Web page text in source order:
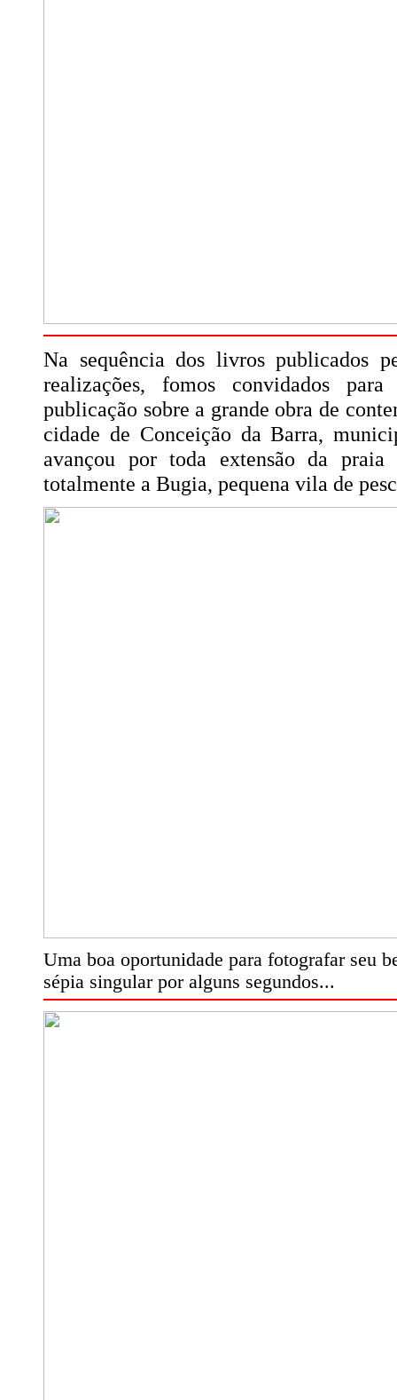
Na sequência dos livros publicados
realizações, fomos convidados
publicação sobre a grande obra de
cidade de Conceição da Barra,
avançou por toda extensão da praia
totalmente a Bugia, pequena vila de
Uma boa oportunidade para fotografar seu
sépia singular por alguns segundos...